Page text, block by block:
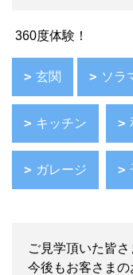
360度体験！
玄関 ソラ
キッチン
ガレージ
ご見学頂いた皆
今後もお客さま